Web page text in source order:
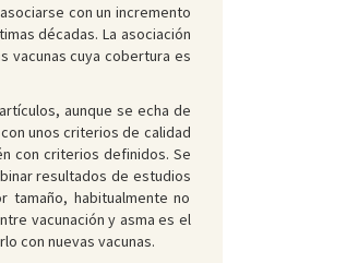
con un incremento
décadas. La asociación
vacunas cuya cobertura es
aunque se echa de
unos criterios de calidad
con criterios definidos. Se
resultados de estudios
habitualmente no
vacunación y asma es el
con nuevas vacunas.